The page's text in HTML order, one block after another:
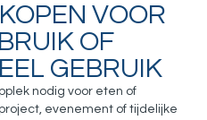
VOOR
OF
GEBRUIK
nodig voor eten of
evenement of tijdelijke